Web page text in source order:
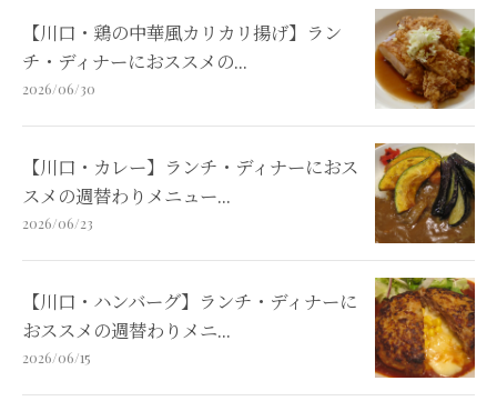
【川口・鶏の中華風カリカリ揚げ】ラン
チ・ディナーにおススメの...
2026/06/30
【川口・カレー】ランチ・ディナーにおス
スメの週替わりメニュー...
2026/06/23
【川口・ハンバーグ】ランチ・ディナーに
おススメの週替わりメニ...
2026/06/15